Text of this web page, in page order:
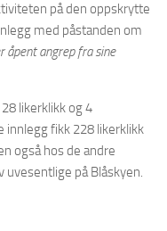
på den oppskrytte
med påstanden om
åpent angrep fra sine
likerklikk og 4
innlegg fikk 228 likerklikk
også hos de andre
uvesentlige på Blåskyen.